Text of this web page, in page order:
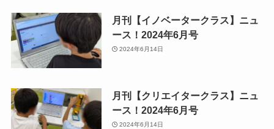
月刊【イノベータークラス】ニュ
ース！2024年6月号
2024年6月14日
月刊【クリエイタークラス】ニュ
ース！2024年6月号
2024年6月14日